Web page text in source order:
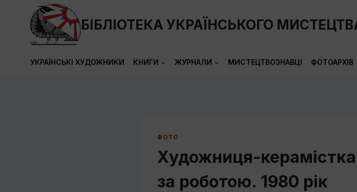
БІБЛІОТЕКА УКРАЇНСЬКОГО
УКРАЇНСЬКІ ХУДОЖНИКИ КНИГИ ЖУРНАЛИ МИСТЕЦТВОЗНАВЦІ ФОТОАРХІВ
ФОТО
Художниця-
за роботою. 1980 рік